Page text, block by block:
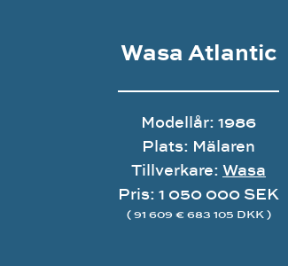
Wasa Atlantic
Modellår: 1986
Plats: Mälaren
Tillverkare: Wasa
Pris: 1 050 000 SEK
( 91 609 € 683 105 DKK )